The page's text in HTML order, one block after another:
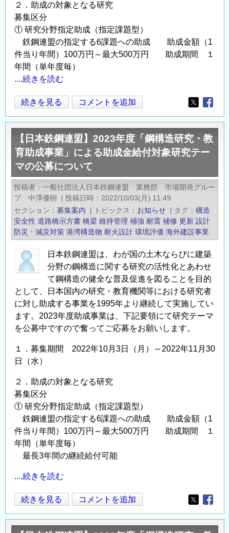
る
助
成
金
給
付
対
象
研
究
テ
ー
マ
の
公
募
に
つ
い
て
の
２．助成の対象となる研究
募集区分
① 研究分野指定助成（指定課題型）
鉄鋼連盟の指定する6課題への助成 助成金額（1
件当り年間）100万円～最大500万円 助成期間 １
年間（単年度毎）
....続きを読む
【日
本
鉄
鋼
連
盟】
2024
年
「鋼
構
研
究・
育
助
成
事
業」
に
る
助
成
金
給
付
対
象
究
テ
ー
続きを見る コメントを追加
Opens in
【日本鉄鋼連盟】2023年度「鋼構造研究・教
育助成事業」による助成金給付対象研究テー
マの公募について
投稿者
一般社団法人日本鉄鋼連盟 業務部 市場開発グルー
プ 中澤優樹 | 投稿日時
2022/10/03(月) 11:49
セクション
募集案内 | トピックス お知らせ | タグ
構造
安全性 道路橋示方書 橋梁 維持管理 補強 耐震 補修 更新 設計
防災・減災対策 港湾構造物 耐火設計 環境評価 海外建設事業
日本鉄鋼連盟は、わが国の土木ならびに建築
分野の鋼構造に関する研究の活性化とあわせ
て鋼構造の健全な普及促進を図ることを目的
として、日本国内の研究・教育機関等における研究者
に対し助成する事業を1995年より継続して実施してい
ます。2023年度助成事業は、下記要領にて研究テーマ
を公募中ですので奮ってご応募をお願いします。
１．募集期間 2022年10月3日（月）～2022年11月30
日（水）
２．助成の対象となる研究
募集区分
① 研究分野指定助成（指定課題型）
鉄鋼連盟の指定する6課題への助成 助成金額（1
件当り年間）100万円～最大500万円 助成期間 １
年間（単年度毎）
最長3年間の継続給付可能
....続きを読む
【日
本
鉄
続きを見る コメントを追加
Opens in